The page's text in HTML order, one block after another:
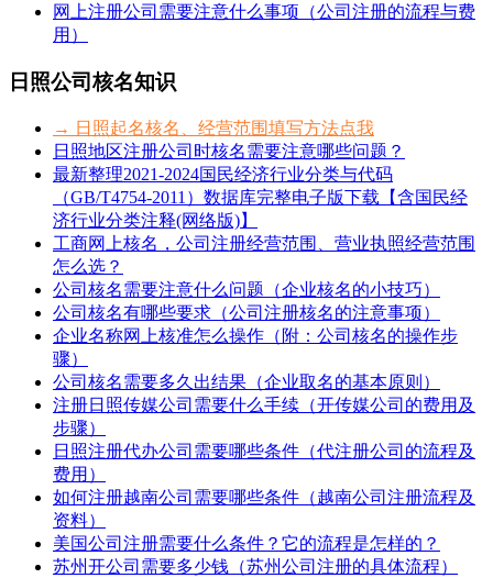
网上注册公司需要注意什么事项（公司注册的流程与费
用）
日照公司核名知识
→ 日照起名核名、经营范围填写方法点我
日照地区注册公司时核名需要注意哪些问题？
最新整理2021-2024国民经济行业分类与代码
（GB/T4754-2011）数据库完整电子版下载【含国民经
济行业分类注释(网络版)】
工商网上核名，公司注册经营范围、营业执照经营范围
怎么选？
公司核名需要注意什么问题（企业核名的小技巧）
公司核名有哪些要求（公司注册核名的注意事项）
企业名称网上核准怎么操作（附：公司核名的操作步
骤）
公司核名需要多久出结果（企业取名的基本原则）
注册日照传媒公司需要什么手续（开传媒公司的费用及
步骤）
日照注册代办公司需要哪些条件（代注册公司的流程及
费用）
如何注册越南公司需要哪些条件（越南公司注册流程及
资料）
美国公司注册需要什么条件？它的流程是怎样的？
苏州开公司需要多少钱（苏州公司注册的具体流程）